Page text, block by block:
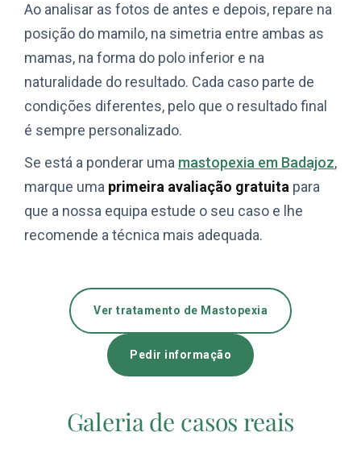
Ao analisar as fotos de antes e depois, repare na
posição do mamilo, na simetria entre ambas as
mamas, na forma do polo inferior e na
naturalidade do resultado. Cada caso parte de
condições diferentes, pelo que o resultado final
é sempre personalizado.
Se está a ponderar uma mastopexia em Badajoz,
marque uma primeira avaliação gratuita para
que a nossa equipa estude o seu caso e lhe
recomende a técnica mais adequada.
Ver tratamento de Mastopexia
Pedir informação
Galeria de casos reais